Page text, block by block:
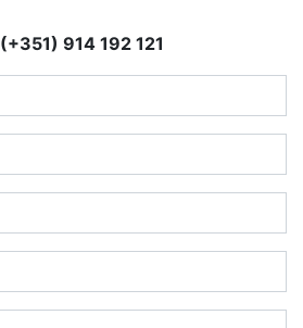
(+351) 914 192 121